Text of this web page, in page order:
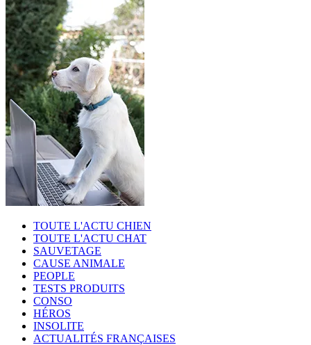
TOUTE L'ACTU CHIEN
TOUTE L'ACTU CHAT
SAUVETAGE
CAUSE ANIMALE
PEOPLE
TESTS PRODUITS
CONSO
HÉROS
INSOLITE
ACTUALITÉS FRANÇAISES